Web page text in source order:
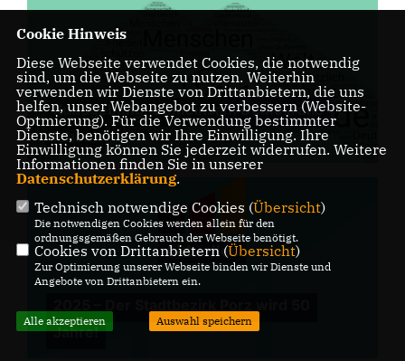
Kundgebung: Gemeinsam Demokratie
leben!
Jahre!
Cookie Hinweis
Diese Webseite verwendet Cookies, die notwendig
sind, um die Webseite zu nutzen. Weiterhin
verwenden wir Dienste von Drittanbietern, die uns
helfen, unser Webangebot zu verbessern (Website-
Optmierung). Für die Verwendung bestimmter
Dienste, benötigen wir Ihre Einwilligung. Ihre
Einwilligung können Sie jederzeit widerrufen. Weitere
Informationen finden Sie in unserer
Datenschutzerklärung.
Technisch notwendige Cookies (Übersicht)
Die notwendigen Cookies werden allein für den
ordnungsgemäßen Gebrauch der Webseite benötigt.
Cookies von Drittanbietern (Übersicht)
Zur Optimierung unserer Webseite binden wir Dienste und
Angebote von Drittanbietern ein.
Alle akzeptieren Auswahl speichern